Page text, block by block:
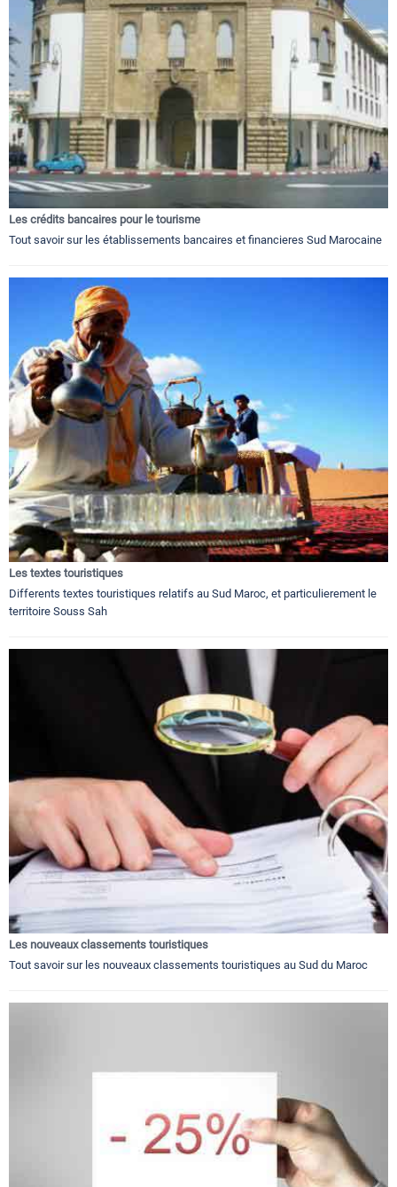
Les crédits bancaires pour le tourisme
Tout savoir sur les établissements bancaires et financieres Sud Marocaine
Les textes touristiques
Differents textes touristiques relatifs au Sud Maroc, et particulierement le
territoire Souss Sah
Les nouveaux classements touristiques
Tout savoir sur les nouveaux classements touristiques au Sud du Maroc